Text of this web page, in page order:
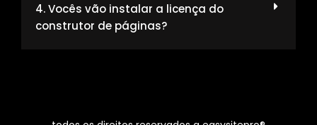
4. Vocês vão instalar a licença do
construtor de páginas?